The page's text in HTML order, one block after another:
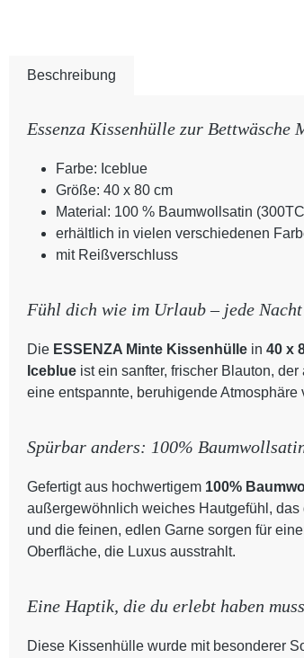
Beschreibung
Essenza Kissenhülle zur Bettwäsche
Farbe: Iceblue
Größe: 40 x 80 cm
Material: 100 % Baumwollsatin
erhältlich in vielen verschiedenen
mit Reißverschluss
Fühl dich wie im Urlaub – jede
Die ESSENZA Minte Kissenhülle in 40 x
Iceblue ist ein sanfter, frischer Blauton,
eine entspannte, beruhigende Atmosphäre
Spürbar anders: 100%
Gefertigt aus hochwertigem 100%
außergewöhnlich weiches Hautgefühl,
und die feinen, edlen Garne sorgen für
Oberfläche, die Luxus ausstrahlt.
Eine Haptik, die du erlebt haben
Diese Kissenhülle wurde mit besonderer